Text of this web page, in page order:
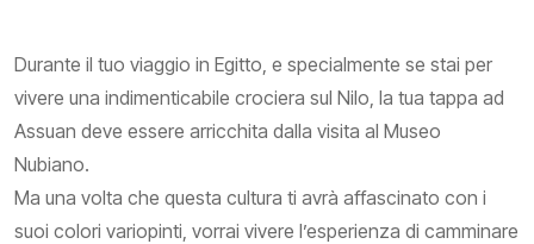
Durante il tuo viaggio in Egitto, e specialmente se stai per
vivere una indimenticabile crociera sul Nilo, la tua tappa ad
Assuan deve essere arricchita dalla visita al Museo
Nubiano.
Ma una volta che questa cultura ti avrà affascinato con i
suoi colori variopinti, vorrai vivere l’esperienza di camminare